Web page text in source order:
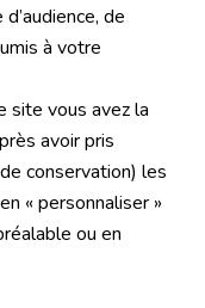
de
à votre
site vous avez la
avoir pris
conservation) les
« personnaliser »
ou en